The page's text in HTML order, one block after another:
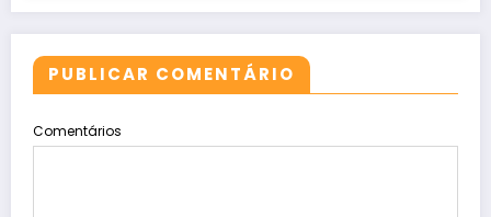
PUBLICAR COMENTÁRIO
Comentários